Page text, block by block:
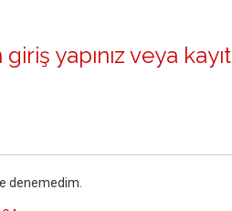
giriş yapınız veya kayıt
denemedim.